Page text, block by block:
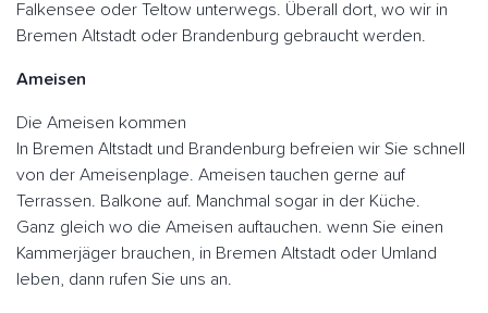
Falkensee oder Teltow unterwegs. Überall dort, wo wir in
Bremen Altstadt oder Brandenburg gebraucht werden.
Ameisen
Die Ameisen kommen
In Bremen Altstadt und Brandenburg befreien wir Sie schnell
von der Ameisenplage. Ameisen tauchen gerne auf
Terrassen. Balkone auf. Manchmal sogar in der Küche.
Ganz gleich wo die Ameisen auftauchen. wenn Sie einen
Kammerjäger brauchen, in Bremen Altstadt oder Umland
leben, dann rufen Sie uns an.